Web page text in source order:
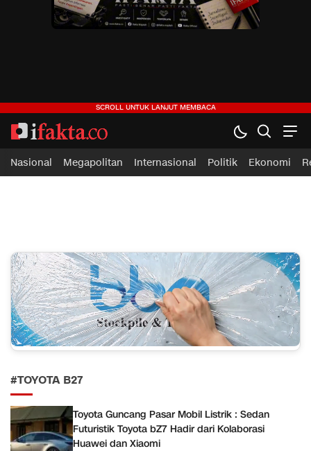
ifakta.co
#pastibenar
Nasional Megapolitan Internasional Politik Ekonomi
#TOYOTA B27
Toyota Guncang Pasar Mobil Listrik : Sedan
Futuristik Toyota bZ7 Hadir dari Kolaborasi
Huawei dan Xiaomi